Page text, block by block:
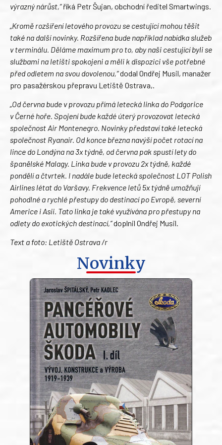
výrazný nárůst,“říká Petr Šujan, obchodní ředitel Smartwings.
„Kromě rozšíření letového provozu se cestující mohou těšit
také na další novinky. Rozšířena bude například nabídka služeb
v terminálu. Děláme maximum pro to, aby naši cestující byli se
službami na letišti spokojeni a měli k dispozici vše potřebné
před odletem na svou dovolenou,“dodal Ondřej Musil, manažer
pro pasažérskou přepravu Letiště Ostrava,.
„Od června bude v provozu přímá letecká linka do Podgorice
v Černé hoře. Spojení bude každé úterý provozovat letecká
společnost Air Montenegro. Novinky představí také letecká
společnost Ryanair. Od konce března navýší počet rotací na
lince do Londýna na 3x týdně, od června pak spustí lety do
španělské Malagy. Linka bude v provozu 2x týdně, každé
pondělí a čtvrtek. I nadále bude letecká společnost LOT Polish
Airlines létat do Varšavy. Frekvence letů 5x týdně umožňují
pohodlné a rychlé přestupy do destinací po Evropě, severní
Americe i Asii. Tato linka je také využívána pro přestupy na
odlety do exotických destinací,“doplnil Ondřej Musil.
Text a foto: Letiště Ostrava /r
Novinky